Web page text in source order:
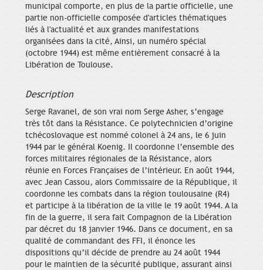
municipal comporte, en plus de la partie officielle, une
partie non-officielle composée d'articles thématiques
liés à l'actualité et aux grandes manifestations
organisées dans la cité, Ainsi, un numéro spécial
(octobre 1944) est même entièrement consacré à la
Libération de Toulouse.
Description
Serge Ravanel, de son vrai nom Serge Asher, s’engage
très tôt dans la Résistance. Ce polytechnicien d’origine
tchécoslovaque est nommé colonel à 24 ans, le 6 juin
1944 par le général Koenig. Il coordonne l’ensemble des
forces militaires régionales de la Résistance, alors
réunie en Forces Françaises de l’intérieur. En août 1944,
avec Jean Cassou, alors Commissaire de la République, il
coordonne les combats dans la région toulousaine (R4)
et participe à la libération de la ville le 19 août 1944. A la
fin de la guerre, il sera fait Compagnon de la Libération
par décret du 18 janvier 1946. Dans ce document, en sa
qualité de commandant des FFI, il énonce les
dispositions qu’il décide de prendre au 24 août 1944
pour le maintien de la sécurité publique, assurant ainsi